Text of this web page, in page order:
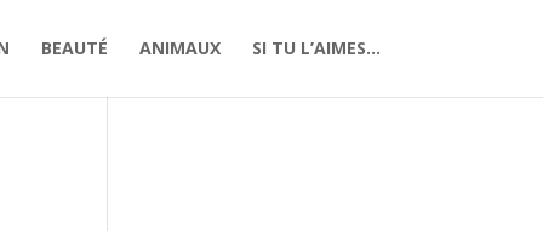
BEAUTÉ ANIMAUX SI TU L’AIMES…